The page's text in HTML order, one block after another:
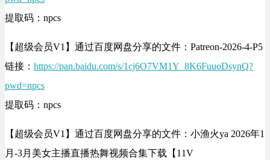
提取码：npcs
【超级会员V1】通过百度网盘分享的文件：Patreon-2026-4-P5
链接： https://pan.baidu.com/s/1cj6O7VM1Y_8K6FuuoDsynQ?
pwd=npcs
提取码：npcs
【超级会员V1】通过百度网盘分享的文件：小渔火ya 2026年1
月-3月美女主播直播热舞视频合集下载【11V